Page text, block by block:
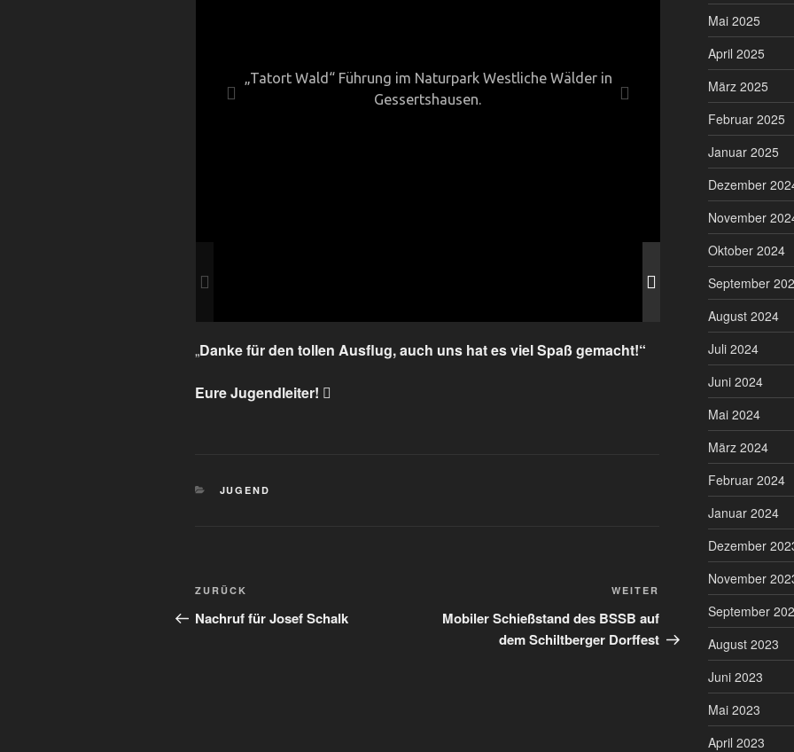
„Tatort Wald“ Führung im Naturpark Westliche Wälder in
Gessertshausen.
„Danke für den tollen Ausflug, auch uns hat es viel Spaß gemacht!“
Eure Jugendleiter! 
KATEGORIEN
JUGEND
Beitragsnavigation
Vorheriger
Beitrag
ZURÜCK
Nachruf für Josef Schalk
Nächster
Beitrag
WEITER
Mobiler Schießstand des BSSB auf
dem Schiltberger Dorffest
Mai 2025
April 2025
März 2025
Februar 2025
Januar 2025
Dezember
November
Oktober 2024
September
August 2024
Juli 2024
Juni 2024
Mai 2024
März 2024
Februar 2024
Januar 2024
Dezember
November
September
August 2023
Juni 2023
Mai 2023
April 2023